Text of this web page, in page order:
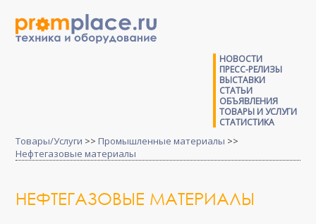
НОВОСТИ
ПРЕСС-РЕЛИЗЫ
ВЫСТАВКИ
СТАТЬИ
ОБЪЯВЛЕНИЯ
ТОВАРЫ И УСЛУГИ
СТАТИСТИКА
Товары/Услуги >> Промышленные материалы >>
Нефтегазовые материалы
НЕФТЕГАЗОВЫЕ МАТЕРИАЛЫ